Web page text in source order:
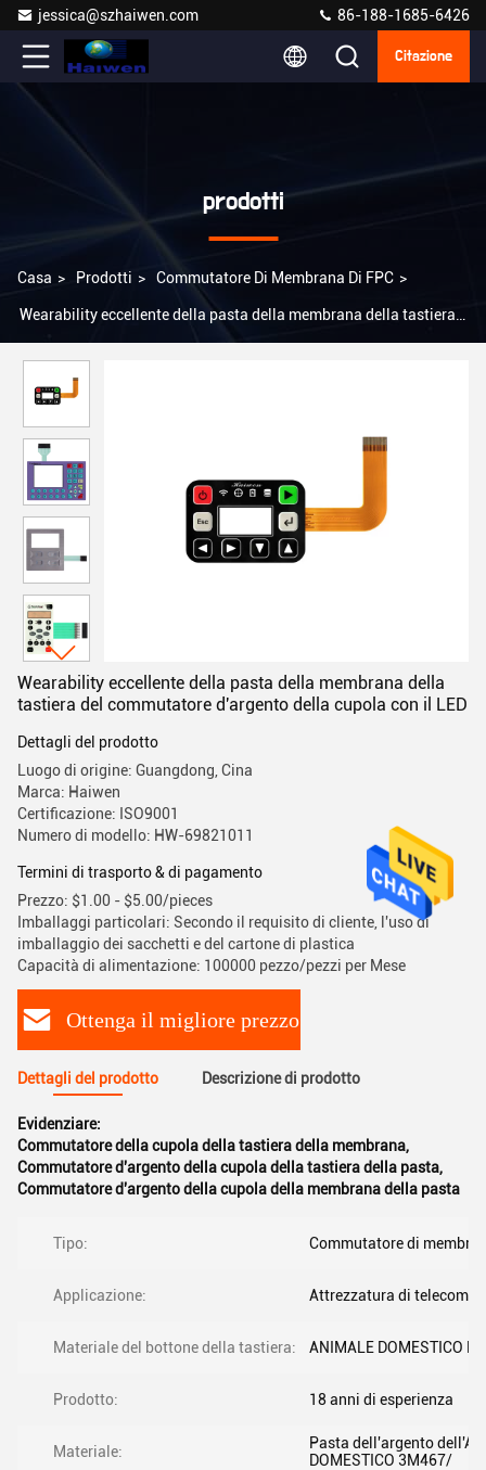
jessica@szhaiwen.com 86-188-1685-6426
Citazione
prodotti
Casa > Prodotti > Commutatore Di Membrana Di FPC >
Wearability eccellente della pasta della membrana della tastiera
Wearability eccellente della pasta della membrana della
tastiera del commutatore d'argento della cupola con il LED
Dettagli del prodotto
Luogo di origine: Guangdong, Cina
Marca: Haiwen
Certificazione: ISO9001
Numero di modello: HW-69821011
Termini di trasporto & di pagamento
Prezzo: $1.00 - $5.00/pieces
Imballaggi particolari: Secondo il requisito di cliente, l'uso di
imballaggio dei sacchetti e del cartone di plastica
Capacità di alimentazione: 100000 pezzo/pezzi per Mese
Ottenga il migliore prezzo
Dettagli del prodotto Descrizione di prodotto
Evidenziare:
Commutatore della cupola della tastiera della membrana,
Commutatore d'argento della cupola della tastiera della pasta,
Commutatore d'argento della cupola della membrana della pasta
Tipo: Commutatore di
Applicazione: Attrezzatura di
Materiale del bottone della tastiera: ANIMALE DOMESTICO
Prodotto: 18 anni di esperienza
Materiale:
Pasta dell'argento
DOMESTICO 3M467/